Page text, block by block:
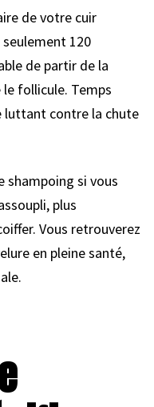
de votre cuir
120
de partir de la
follicule. Temps
luttant contre la chute
shampoing si vous
plus
Vous retrouverez
en pleine santé,